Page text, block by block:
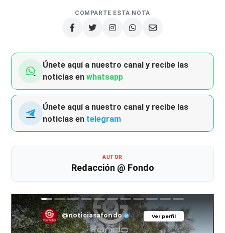
COMPARTE ESTA NOTA
Únete aquí a nuestro canal y recibe las
noticias enwhatsapp
Únete aquí a nuestro canal y recibe las
noticias en telegram
AUTOR
Redacción @ Fondo
Ver perfil
@noticiasafondo Ver perfil